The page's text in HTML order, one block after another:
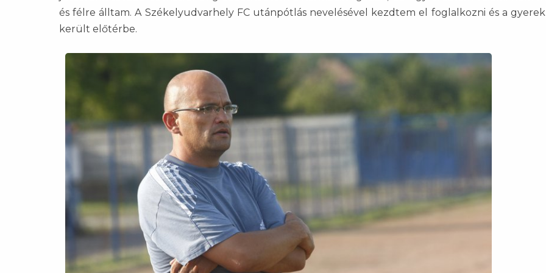
és félre álltam. A Székelyudvarhely FC utánpótlás nevelésével kezdtem el foglalkozni és a
került előtérbe.